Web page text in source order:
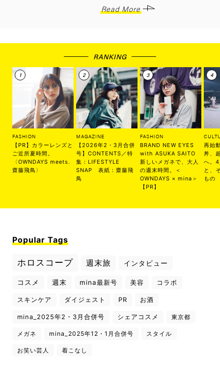
Read More
RANKING
FASHION
【PR】カラーレンズと
ご近所夏時間。
〈OWNDAYS meets.
齋藤飛鳥〉
MAGAZINE
【2026年2・3月合併
号】CONTENTS／特
集：LIFESTYLE
SNAP 表紙：齋藤飛
鳥
FASHION
BRAND NEW EYES
with ASUKA SAITO
新しいメガネで、大人
の週末時間。＜
OWNDAYS × mina＞
【PR】
再始
丼、
へ。
と、
もの
Popular Tags
ホロスコープ 週末旅 インタビュー
コスメ 週末 mina最新号 美容 コラボ
スキンケア ダイジェスト PR お酒
mina_2025年2・3月合併号 シェアコスメ 東京都
メガネ mina_2025年12・1月合併号 スタイル
お笑い芸人 着こなし